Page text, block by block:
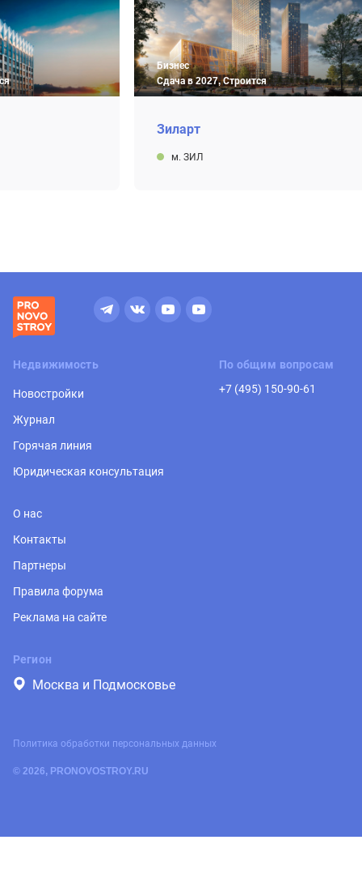
Бизнес
Сдача в 2027, Строится
Зиларт
м. ЗИЛ
Недвижимость
Новостройки
Журнал
Горячая линия
Юридическая консультация
По общим вопросам
+7 (495) 150-90-61
О нас
Контакты
Партнеры
Правила форума
Реклама на сайте
Регион
Москва и Подмосковье
© 2026, PRONOVOSTROY.RU
Политика обработки персональных данных